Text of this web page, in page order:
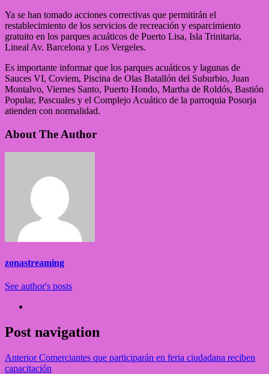
Ya se han tomado acciones correctivas que permitirán el
restablecimiento de los servicios de recreación y esparcimiento
gratuito en los parques acuáticos de Puerto Lisa, Isla Trinitaria,
Lineal Av. Barcelona y Los Vergeles.
Es importante informar que los parques acuáticos y lagunas de
Sauces VI, Coviem, Piscina de Olas Batallón del Suburbio, Juan
Montalvo, Viernes Santo, Puerto Hondo, Martha de Roldós, Bastión
Popular, Pascuales y el Complejo Acuático de la parroquia Posorja
atienden con normalidad.
About The Author
zonastreaming
See author's posts
Post navigation
AnteriorComerciantes que participarán en feria ciudadana reciben
capacitación